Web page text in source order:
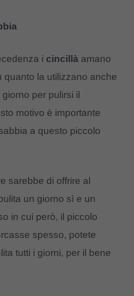
i cincillà amano
quanto la utilizzano anche
per pulirsi il
motivo è importante
a questo piccolo
sarebbe di offrire al
un giorno sì e un
in cui però, il piccolo
spesso, potete
tutti i giorni, per il bene